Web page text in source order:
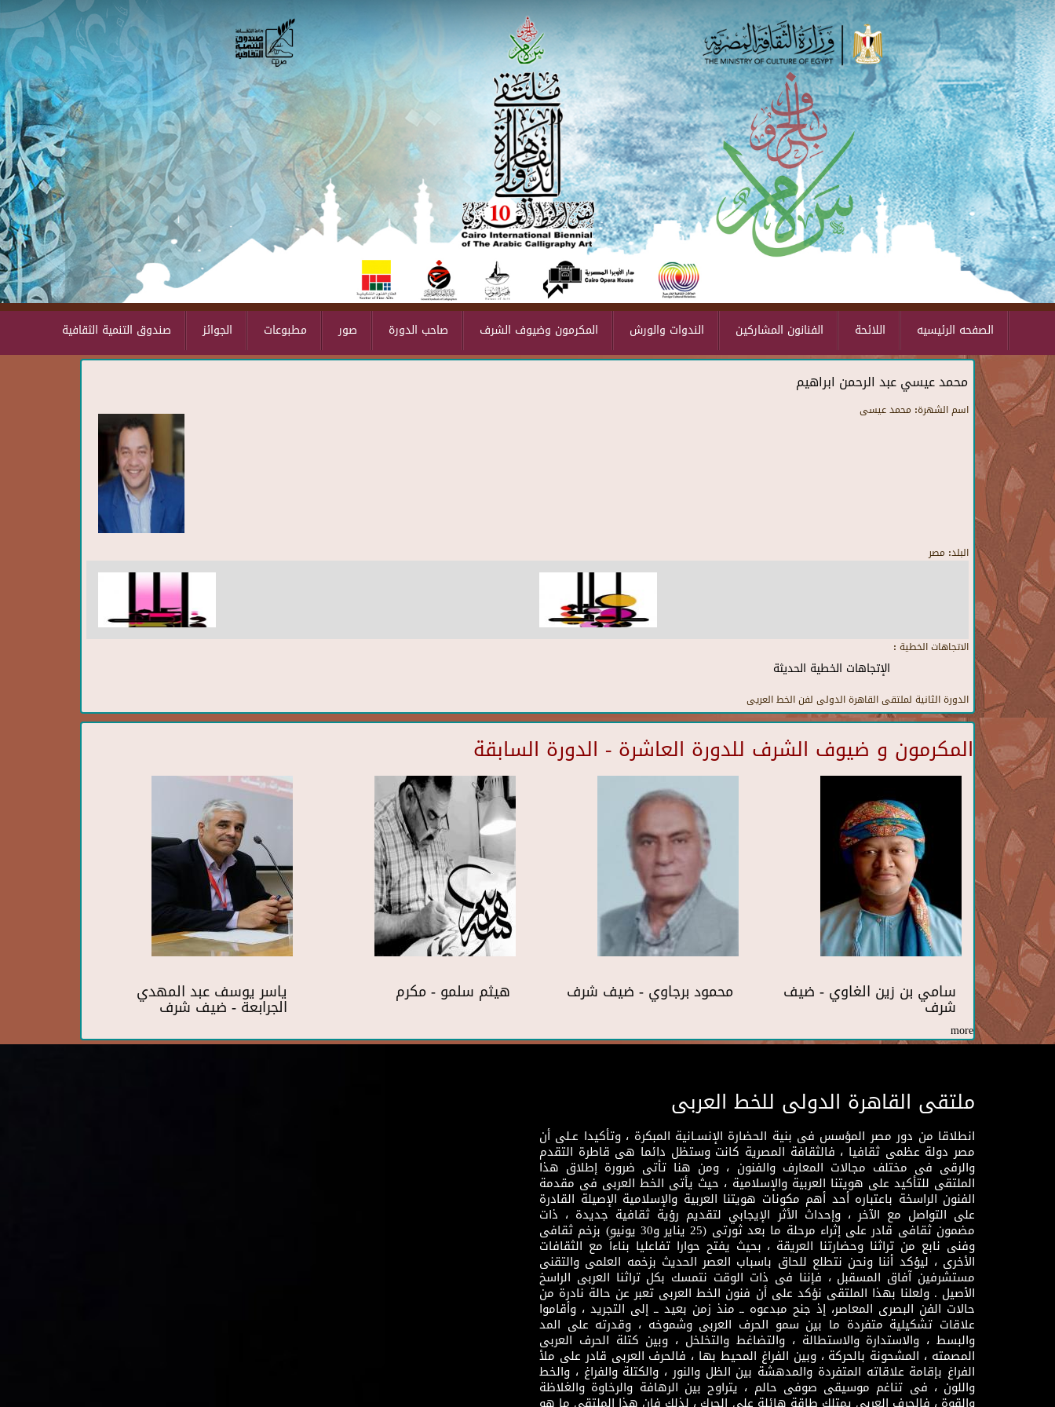
Skip to main content
صندوق التنمية الثقافية الجوائز مطبوعات صور صاحب الدورة المكرمون وضيوف الشرف الندوات والورش الفنانون المشاركين اللائحة الصفحه الرئيسيه
محمد عيسي عبد الرحمن ابراهيم
اسم الشهرة: محمد عيسى
البلد: مصر
الاتجاهات الخطية :
الإتجاهات الخطية الحديثة
الدورة الثانية لملتقى القاهرة الدولى لفن الخط العريى
المكرمون و ضيوف الشرف للدورة العاشرة - الدورة السابقة
ياسر يوسف عبد المهدي
الجرابعة - ضيف شرف
هيثم سلمو - مكرم محمود برجاوي - ضيف شرف سامي بن زين الغاوي - ضيف
شرف
more
ملتقى القاهرة الدولى للخط العربى
انطلاقا من دور مصر المؤسس فى بنية الحضارة الإنسـانية المبكرة ، وتأكيدا عـلى أن
مصر دولة عظمى ثقافيا ، فالثقافة المصرية كانت وستظل دائما هى قاطرة التقدم
والرقى فى مختلف مجالات المعارف والفنون ، ومن هنا تأتى ضرورة إطلاق هذا
الملتقى للتأكيد على هويتنا العربية والإسلامية ، حيث يأتى الخط العربى فى مقدمة
الفنون الراسخة باعتباره أحد أهم مكونات هويتنا العربية والإسلامية الإصيلة القادرة
على التواصل مع الآخر ، وإحداث الأثر الإيجابي لتقديم رؤية ثقافية جديدة ، ذات
مضمون ثقافى قادر على إثراء مرحلة ما بعد ثورتى (25 يناير و30 يونيو) بزخم ثقافى
وفنى نابع من تراثنا وحضارتنا العريقة ، بحيث يفتح حوارا تفاعليا بناءاً مع الثقافات
الأخرى ، ليؤكد أننا ونحن نتطلع للحاق باسباب العصر الحديث بزخمه العلمى والتقنى
مستشرفين آفاق المسقبل ، فإننا فى ذات الوقت نتمسك بكل تراثنا العربى الراسخ
الأصيل . ولعلنا بهذا الملتقى نؤكد على أن فنون الخط العربى تعبر عن حالة نادرة من
حالات الفن البصرى المعاصر، إذ جنح مبدعوه ــ منذ زمن بعيد ــ إلى التجريد ، وأقاموا
علاقات تشكيلية متفردة ما بين سمو الحرف العربى وشموخه ، وقدرته على المد
والبسط ، والاستدارة والاستطالة ، والتضاغط والتخلخل ، وبين كتلة الحرف العربى
المصمته ، المشحونة بالحركة ، وبين الفراغ المحيط بها ، فالحرف العربى قادر على ملأ
الفراغ بإقامة علاقاته المتفردة والمدهشة بين الظل والنور ، والكتلة والفراغ ، والخط
واللون ، فى تناغم موسيقى صوفى حالم ، يتراوح بين الرهافة والرخاوة والغلاظة